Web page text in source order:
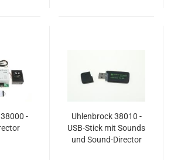
-
Uhlenbrock 38010 -
USB-Stick mit Sounds
und Sound-Director